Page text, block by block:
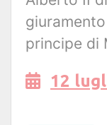
principe di
12